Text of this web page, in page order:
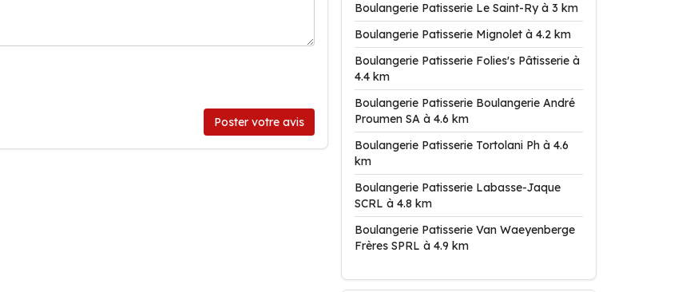
Poster votre avis
Boulangerie Patisserie Le Saint-Ry à 3 km
Boulangerie Patisserie Mignolet à 4.2 km
Boulangerie Patisserie Folies's Pâtisserie à
4.4 km
Boulangerie Patisserie Boulangerie André
Proumen SA à 4.6 km
Boulangerie Patisserie Tortolani Ph à 4.6
km
Boulangerie Patisserie Labasse-Jaque
SCRL à 4.8 km
Boulangerie Patisserie Van Waeyenberge
Frères SPRL à 4.9 km